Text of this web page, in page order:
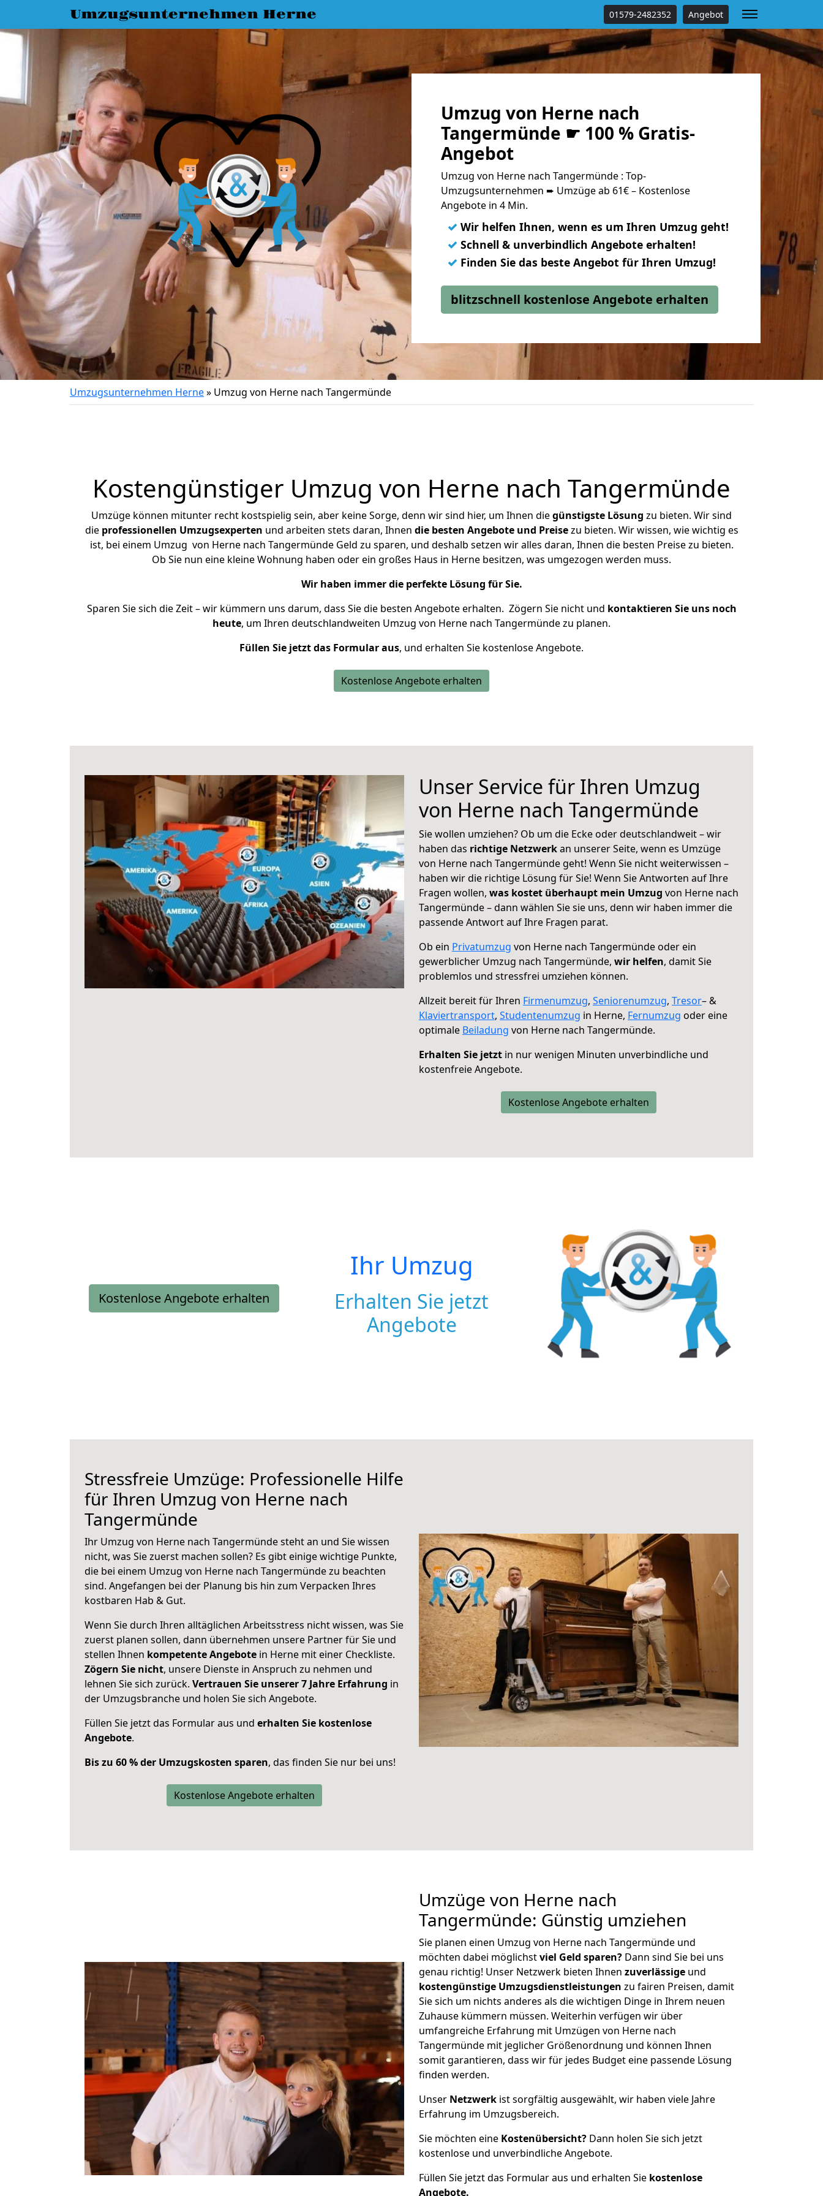
Umzugsunternehmen Herne 01579-2482352 Angebot
Umzug von Herne nach
Tangermünde ☛ 100 % Gratis-
Angebot
Umzug von Herne nach Tangermünde : Top-
Umzugsunternehmen ➨ Umzüge ab 61€ – Kostenlose
Angebote in 4 Min.
✓ Wir helfen Ihnen, wenn es um Ihren Umzug geht!
✓ Schnell & unverbindlich Angebote erhalten!
✓ Finden Sie das beste Angebot für Ihren Umzug!
blitzschnell kostenlose Angebote erhalten
Umzugsunternehmen Herne» Umzug von Herne nach Tangermünde
Kostengünstiger Umzug von Herne nach Tangermünde
Umzüge können mitunter recht kostspielig sein, aber keine Sorge, denn wir sind hier, um Ihnen diegünstigste Lösung zu bieten. Wir sind
die professionellen Umzugsexperten und arbeiten stets daran, Ihnen die besten Angebote und Preisezu bieten. Wir wissen, wie wichtig es
ist, bei einem Umzug von Herne nach Tangermünde Geld zu sparen, und deshalb setzen wir alles daran, Ihnen die besten Preise zu bieten.
Ob Sie nun eine kleine Wohnung haben oder ein großes Haus in Herne besitzen, was umgezogen werden muss.
Wir haben immer die perfekte Lösung für Sie.
Sparen Sie sich die Zeit – wir kümmern uns darum, dass Sie die besten Angebote erhalten. Zögern Sie nicht und kontaktieren Sie uns noch
heute, um Ihren deutschlandweiten Umzug von Herne nach Tangermünde zu planen.
Füllen Sie jetzt das Formular aus, und erhalten Sie kostenlose Angebote.
Kostenlose Angebote erhalten
Unser Service für Ihren Umzug
von Herne nach Tangermünde
Sie wollen umziehen? Ob um die Ecke oder deutschlandweit – wir
haben das richtige Netzwerkan unserer Seite, wenn es Umzüge
von Herne nach Tangermünde geht! Wenn Sie nicht weiterwissen –
haben wir die richtige Lösung für Sie! Wenn Sie Antworten auf Ihre
Fragen wollen, was kostet überhaupt mein Umzug von Herne nach
Tangermünde – dann wählen Sie sie uns, denn wir haben immer die
passende Antwort auf Ihre Fragen parat.
Ob ein Privatumzug von Herne nach Tangermünde oder ein
gewerblicher Umzug nach Tangermünde, wir helfen, damit Sie
problemlos und stressfrei umziehen können.
Allzeit bereit für Ihren Firmenumzug, Seniorenumzug, Tresor– &
Klaviertransport, Studentenumzug in Herne, Fernumzug oder eine
optimale Beiladung von Herne nach Tangermünde.
Erhalten Sie jetzt in nur wenigen Minuten unverbindliche und
kostenfreie Angebote.
Kostenlose Angebote erhalten
Kostenlose Angebote erhalten
Ihr Umzug
Erhalten Sie jetzt
Angebote
Stressfreie Umzüge: Professionelle Hilfe
für Ihren Umzug von Herne nach
Tangermünde
Ihr Umzug von Herne nach Tangermünde steht an und Sie wissen
nicht, was Sie zuerst machen sollen? Es gibt einige wichtige Punkte,
die bei einem Umzug von Herne nach Tangermünde zu beachten
sind. Angefangen bei der Planung bis hin zum Verpacken Ihres
kostbaren Hab & Gut.
Wenn Sie durch Ihren alltäglichen Arbeitsstress nicht wissen, was Sie
zuerst planen sollen, dann übernehmen unsere Partner für Sie und
stellen Ihnen kompetente Angebote in Herne mit einer Checkliste.
Zögern Sie nicht, unsere Dienste in Anspruch zu nehmen und
lehnen Sie sich zurück. Vertrauen Sie unserer 7 Jahre Erfahrung in
der Umzugsbranche und holen Sie sich Angebote.
Füllen Sie jetzt das Formular aus und erhalten Sie kostenlose
Angebote.
Bis zu 60 % der Umzugskosten sparen, das finden Sie nur bei uns!
Kostenlose Angebote erhalten
Umzüge von Herne nach
Tangermünde: Günstig umziehen
Sie planen einen Umzug von Herne nach Tangermünde und
möchten dabei möglichstviel Geld sparen? Dann sind Sie bei uns
genau richtig! Unser Netzwerk bieten Ihnen zuverlässige und
kostengünstige Umzugsdienstleistungen zu fairen Preisen, damit
Sie sich um nichts anderes als die wichtigen Dinge in Ihrem neuen
Zuhause kümmern müssen. Weiterhin verfügen wir über
umfangreiche Erfahrung mit Umzügen von Herne nach
Tangermünde mit jeglicher Größenordnung und können Ihnen
somit garantieren, dass wir für jedes Budget eine passende Lösung
finden werden.
Unser Netzwerk ist sorgfältig ausgewählt, wir haben viele Jahre
Erfahrung im Umzugsbereich.
Sie möchten eine Kostenübersicht? Dann holen Sie sich jetzt
kostenlose und unverbindliche Angebote.
Füllen Sie jetzt das Formular aus und erhalten Sie kostenlose
Angebote.